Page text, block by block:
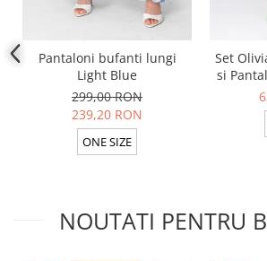
Pantaloni bufanti lungi
Light Blue
299,00 RON
239,20 RON
ONE SIZE
Set
si
NOUTATI PENTRU